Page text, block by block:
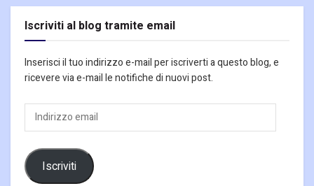
Iscriviti al blog tramite email
Inserisci il tuo indirizzo e-mail per iscriverti a questo blog, e
ricevere via e-mail le notifiche di nuovi post.
Indirizzo
email
Iscriviti